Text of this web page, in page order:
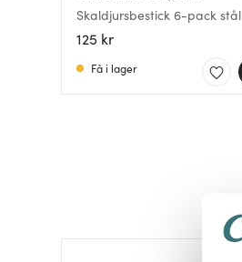
Skaldjursbestick 6-pack stål
125 kr
Få i lager